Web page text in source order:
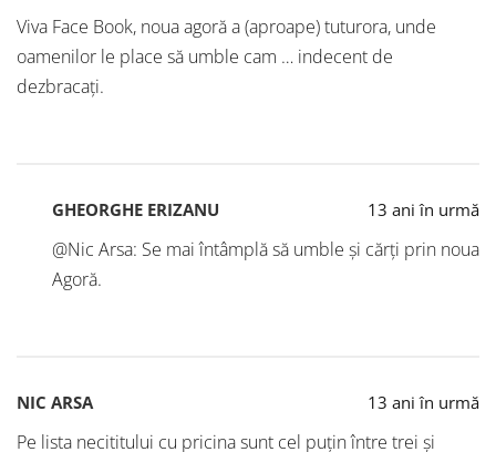
Viva Face Book, noua agoră a (aproape) tuturora, unde
oamenilor le place să umble cam … indecent de
dezbracați.
GHEORGHE ERIZANU 13 ani în urmă
@Nic Arsa: Se mai întâmplă să umble și cărți prin noua
Agoră.
NIC ARSA 13 ani în urmă
Pe lista necititului cu pricina sunt cel puțin între trei și